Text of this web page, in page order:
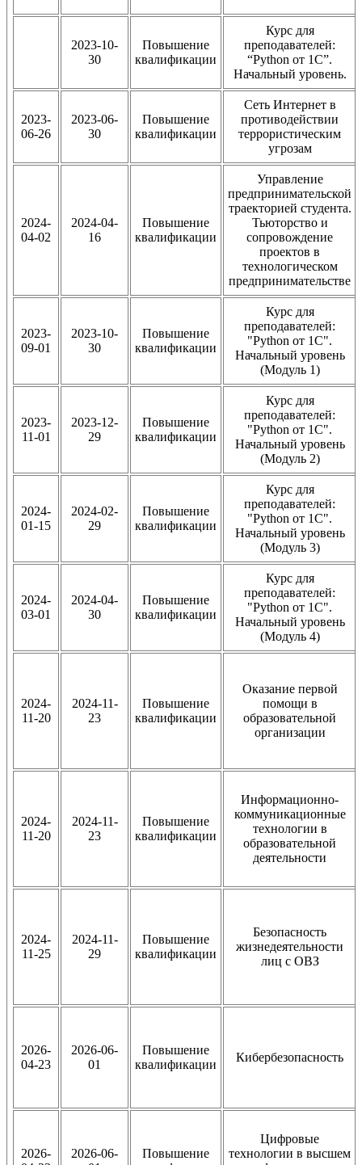
2023-10-
30
Повышение
квалификации
Курс для
преподавателей:
“Python от 1С”.
Начальный уровень.
2023-
06-26
2023-06-
30
Повышение
квалификации
Сеть Интернет в
противодействии
террористическим
угрозам
2024-
04-02
2024-04-
16
Повышение
квалификации
Управление
предпринимательской
траекторией студента.
Тьюторство и
сопровождение
проектов в
технологическом
предпринимательстве
2023-
09-01
2023-10-
30
Повышение
квалификации
Курс для
преподавателей:
"Python от 1С".
Начальный уровень
(Модуль 1)
2023-
11-01
2023-12-
29
Повышение
квалификации
Курс для
преподавателей:
"Python от 1С".
Начальный уровень
(Модуль 2)
2024-
01-15
2024-02-
29
Повышение
квалификации
Курс для
преподавателей:
"Python от 1С".
Начальный уровень
(Модуль 3)
2024-
03-01
2024-04-
30
Повышение
квалификации
Курс для
преподавателей:
"Python от 1С".
Начальный уровень
(Модуль 4)
2024-
11-20
2024-11-
23
Повышение
квалификации
Оказание первой
помощи в
образовательной
организации
2024-
11-20
2024-11-
23
Повышение
квалификации
Информационно-
коммуникационные
технологии в
образовательной
деятельности
2024-
11-25
2024-11-
29
Повышение
квалификации
Безопасность
жизнедеятельности
лиц с ОВЗ
2026-
04-23
2026-06-
01
Повышение
квалификации
Кибербезопасность
2026-
2026-06-
Повышение
Цифровые
технологии в высшем